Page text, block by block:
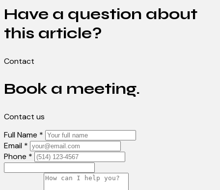
Have a question about
this article?
Contact
Book a meeting.
Contact us
Full Name *
Email *
Phone *